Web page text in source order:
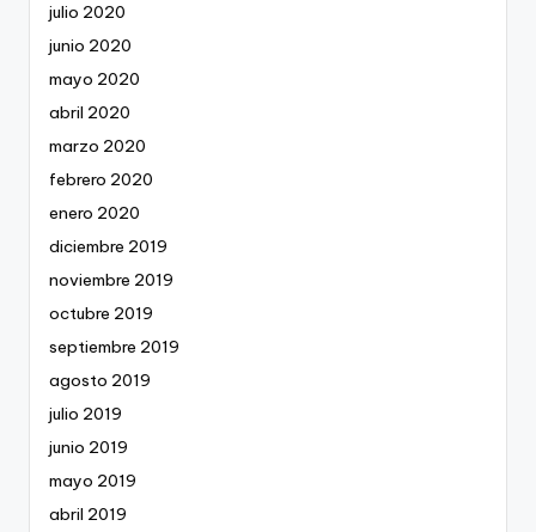
julio 2020
junio 2020
mayo 2020
abril 2020
marzo 2020
febrero 2020
enero 2020
diciembre 2019
noviembre 2019
octubre 2019
septiembre 2019
agosto 2019
julio 2019
junio 2019
mayo 2019
abril 2019